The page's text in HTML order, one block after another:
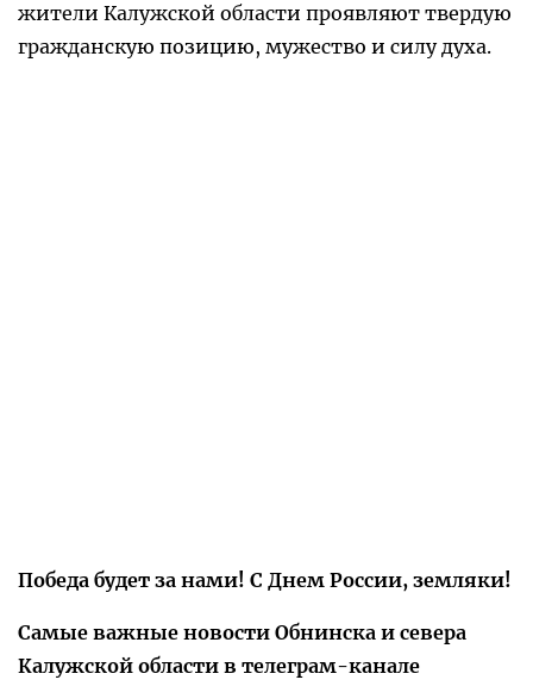
жители Калужской области проявляют твердую
гражданскую позицию, мужество и силу духа.
Победа будет за нами! С Днем России, земляки!
Самые важные новости Обнинска и севера
Калужской области в телеграм-канале